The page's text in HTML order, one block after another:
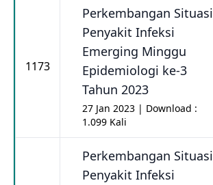
1173
Perkembangan Situasi
Penyakit Infeksi
Emerging Minggu
Epidemiologi ke-3
Tahun 2023
27 Jan 2023 | Download :
1.099 Kali
Perkembangan Situasi
Penyakit Infeksi